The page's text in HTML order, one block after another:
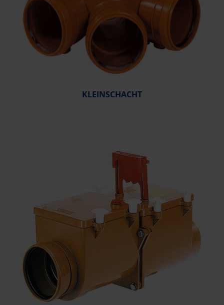
KLEINSCHACHT